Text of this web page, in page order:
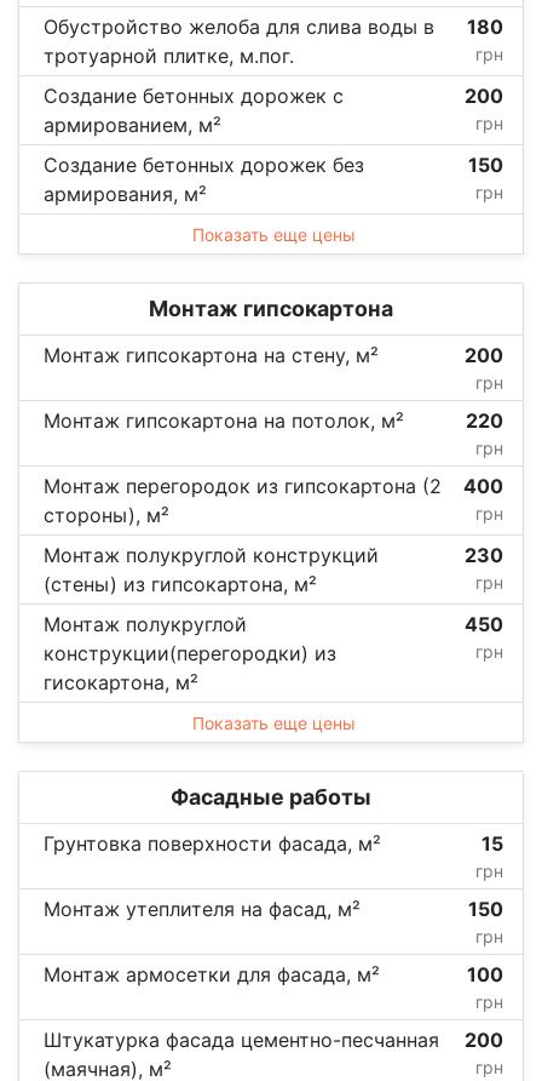
Обустройство желоба для слива воды в
тротуарной плитке, м.пог.
180
грн
Создание бетонных дорожек с
армированием, м²
200
грн
Создание бетонных дорожек без
армирования, м²
150
грн
Показать еще цены
Монтаж гипсокартона
Монтаж гипсокартона на стену, м² 200
грн
Монтаж гипсокартона на потолок, м² 220
грн
Монтаж перегородок из гипсокартона (2
стороны), м²
400
грн
Монтаж полукруглой конструкций
(стены) из гипсокартона, м²
230
грн
Монтаж полукруглой
конструкции(перегородки) из
гисокартона, м²
450
грн
Показать еще цены
Фасадные работы
Грунтовка поверхности фасада, м² 15
грн
Монтаж утеплителя на фасад, м² 150
грн
Монтаж армосетки для фасада, м² 100
грн
Штукатурка фасада цементно-песчанная
(маячная), м²
200
грн